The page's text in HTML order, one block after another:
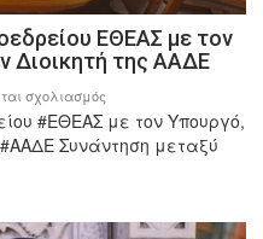
ΕΘΕΑΣ με τον
Διοικητή της ΑΑΔΕ
σχολιασμός
ΟΣΔΕ
2026:
ΕΘΕΑΣ
#ΕΘΕΑΣ με τον Υπουργό,
#ΑΑΔΕ Συνάντηση μεταξύ